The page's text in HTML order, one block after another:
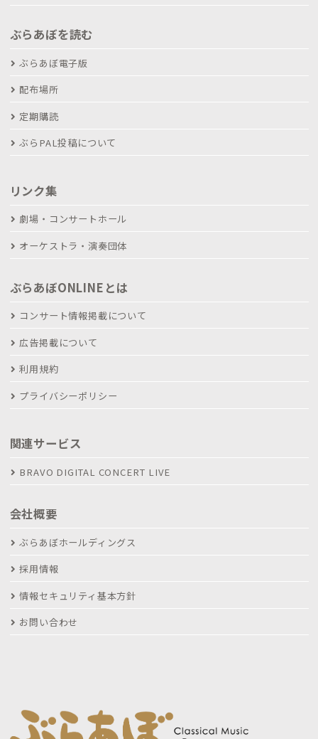
ぶらあぼを読む
ぶらあぼ電子版
配布場所
定期購読
ぶらPAL投稿について
リンク集
劇場・コンサートホール
オーケストラ・演奏団体
ぶらあぼONLINEとは
コンサート情報掲載について
広告掲載について
利用規約
プライバシーポリシー
関連サービス
BRAVO DIGITAL CONCERT LIVE
会社概要
ぶらあぼホールディングス
採用情報
情報セキュリティ基本方針
お問い合わせ